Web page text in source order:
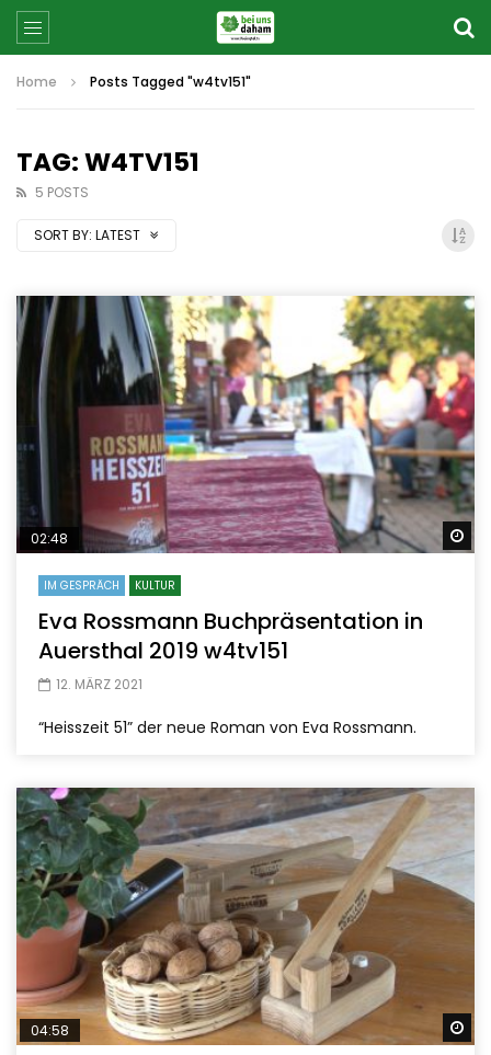
Home Posts Tagged "w4tv151"
TAG: W4TV151
5 POSTS
SORT BY: LATEST
02:48
IM GESPRÄCH KULTUR
Eva Rossmann Buchpräsentation in
Auersthal 2019 w4tv151
12. MÄRZ 2021
“Heisszeit 51” der neue Roman von Eva Rossmann.
04:58